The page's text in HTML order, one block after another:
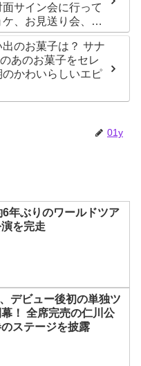
面サイン会に行って
、お見送り会、握
ースイベントあれ
のお菓子は？ サナ
あのお菓子をセレ
のかわいらしいエピ
01y
6年ぶりのワールドツア
を完走
デビュー後初の単独ツ
！ 全席完売の仁川公
ステージを披露